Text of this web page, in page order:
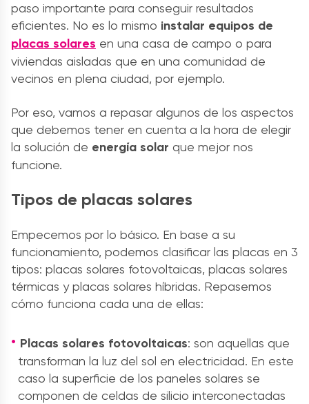
paso importante para conseguir resultados
eficientes. No es lo mismo instalar equipos de
placas solares en una casa de campo o para
viviendas aisladas que en una comunidad de
vecinos en plena ciudad, por ejemplo.
Por eso, vamos a repasar algunos de los aspectos
que debemos tener en cuenta a la hora de elegir
la solución de energía solar que mejor nos
funcione.
Tipos de placas solares
Empecemos por lo básico. En base a su
funcionamiento, podemos clasificar las placas en 3
tipos: placas solares fotovoltaicas, placas solares
térmicas yplacas solares híbridas. Repasemos
cómo funciona cada una de ellas:
Placas solares fotovoltaicas: son aquellas que
transforman la luz del sol en electricidad. En este
caso la superficie de los paneles solares se
componen de celdas de silicio interconectadas